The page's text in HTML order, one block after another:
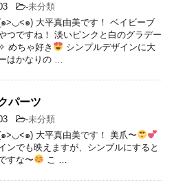
-未分類
๑>◡<๑) 大平真由美です！ ベイビーブ
つですね！ 淡いピンクと白のグラデー
めちゃ好き
シンプルデザインに大
はかなりの …
パーツ
-未分類
๑>◡<๑) 大平真由美です！ 美爪〜
ンでも映えますが、シンプルにすると
すな〜
こ …